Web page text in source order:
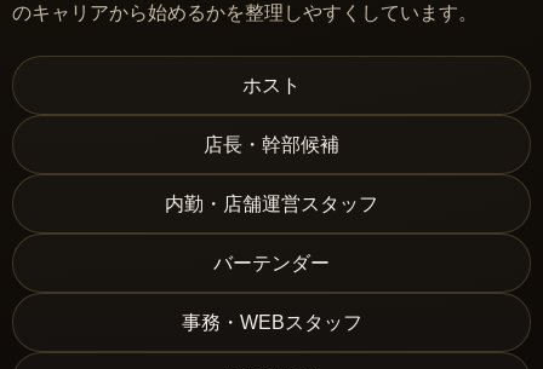
のキャリアから始めるかを整理しやすくしています。
ホスト
店長・幹部候補
内勤・店舗運営スタッフ
バーテンダー
事務・WEBスタッフ